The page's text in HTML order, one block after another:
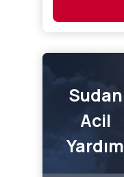
Sudan
Acil
Yardım